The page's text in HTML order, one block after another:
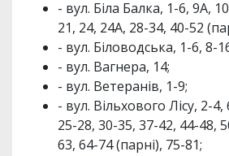
- вул. Біла Балка, 1-6, 9А,
21, 24, 24А, 28-34, 40-52
- вул. Біловодська, 1-6, 8-
- вул. Вагнера, 14;
- вул. Ветеранів, 1-9;
- вул. Вільхового Лісу, 2-
25-28, 30-35, 37-42, 44-48,
63, 64-74 (парні), 75-81;